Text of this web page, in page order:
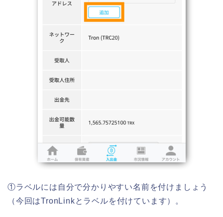
①ラベルには自分で分かりやすい名前を付けましょう
（今回はTronLinkとラベルを付けています）。